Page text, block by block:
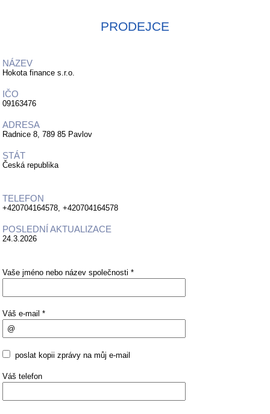
PRODEJCE
NÁZEV
Hokota finance s.r.o.
IČO
09163476
ADRESA
Radnice 8, 789 85 Pavlov
STÁT
Česká republika
TELEFON
+420704164578, +420704164578
POSLEDNÍ AKTUALIZACE
24.3.2026
Vaše jméno nebo název společnosti *
Váš e-mail *
poslat kopii zprávy na můj e-mail
Váš telefon